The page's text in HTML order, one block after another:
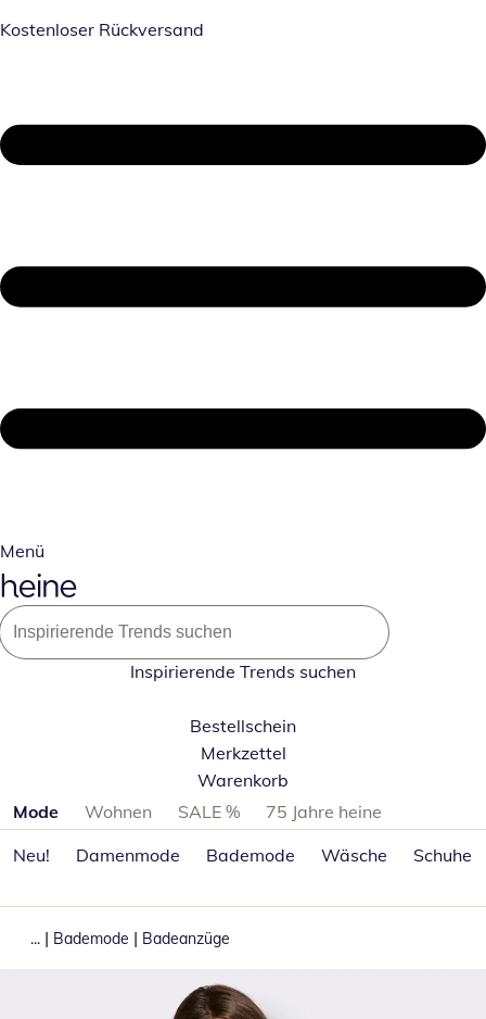
Kostenloser Rückversand
Menü
Inspirierende Trends suchen
Bestellschein
Merkzettel
Warenkorb
Produktkategorien überspringen
Mode Wohnen SALE %
75 Jahre heine
Neu!
Damenmode Bademode Wäsche Schuhe
... | Bademode | Badeanzüge